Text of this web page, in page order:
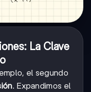
La Clave
el segundo
. Expandimos el